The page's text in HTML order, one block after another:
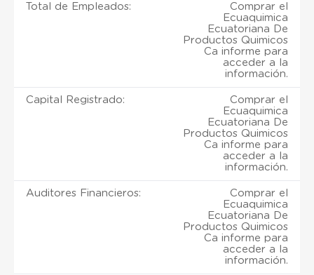
Total de Empleados:
Comprar el
Ecuaquimica
Ecuatoriana De
Productos Quimicos
Ca informe para
acceder a la
información.
Capital Registrado:
Comprar el
Ecuaquimica
Ecuatoriana De
Productos Quimicos
Ca informe para
acceder a la
información.
Auditores Financieros:
Comprar el
Ecuaquimica
Ecuatoriana De
Productos Quimicos
Ca informe para
acceder a la
información.